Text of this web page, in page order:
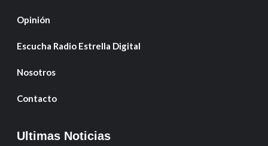
Opinión
Escucha Radio Estrella Digital
Nosotros
Contacto
Ultimas Noticias